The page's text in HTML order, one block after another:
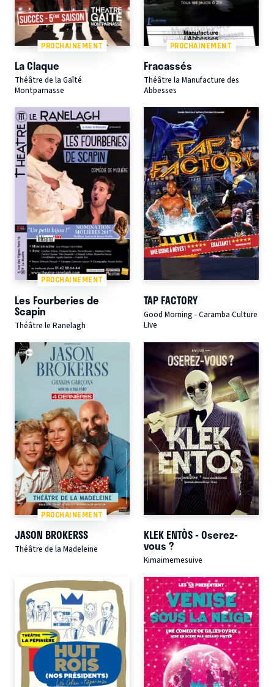
PROCHAINEMENT
La Claque
Théâtre de la Gaîté
Montparnasse
PROCHAINEMENT
Fracassés
Théâtre la Manufacture des
Abbesses
PROCHAINEMENT
Les Fourberies de
Scapin
Théâtre le Ranelagh
TAP FACTORY
Good Morning - Caramba Culture
LIve
PROCHAINEMENT
JASON BROKERSS
Théâtre de la Madeleine
KLEK ENTÒS - Oserez-
vous ?
Kimaimemesuive